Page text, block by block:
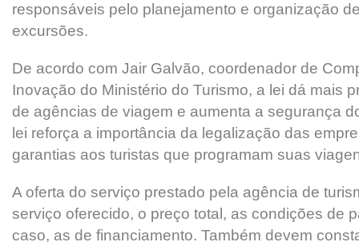
responsáveis pelo planejamento e organização
excursões.
De acordo com Jair Galvão, coordenador de
Inovação do Ministério do Turismo, a lei dá mais
de agências de viagem e aumenta a segurança
lei reforça a importância da legalização das
garantias aos turistas que programam suas
A oferta do serviço prestado pela agência de
serviço oferecido, o preço total, as condições de
caso, as de financiamento. Também devem